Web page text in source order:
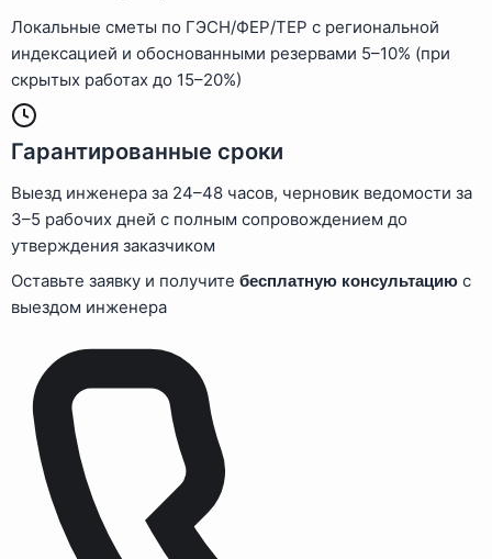
Локальные сметы по ГЭСН/ФЕР/ТЕР с региональной
индексацией и обоснованными резервами 5–10% (при
скрытых работах до 15–20%)
Гарантированные сроки
Выезд инженера за 24–48 часов, черновик ведомости за
3–5 рабочих дней с полным сопровождением до
утверждения заказчиком
Оставьте заявку и получите бесплатную консультацию с
выездом инженера